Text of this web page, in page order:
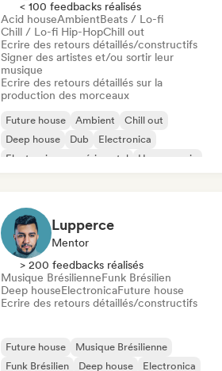
< 100 feedbacks réalisés
Acid houseAmbientBeats / Lo-fi
Chill / Lo-fi Hip-HopChill out
Ecrire des retours détaillés/constructifs
Signer des artistes et/ou sortir leur
musique
Ecrire des retours détaillés sur la
production des morceaux
Future house Ambient
Chill out
Deep house
Dub
Electronica
Electronique expérimental
House music
Lupperce
Mentor
> 200 feedbacks réalisés
Musique BrésilienneFunk Brésilien
Deep houseElectronicaFuture house
Ecrire des retours détaillés/constructifs
Future house
Musique Brésilienne
Funk Brésilien
Deep house
Electronica